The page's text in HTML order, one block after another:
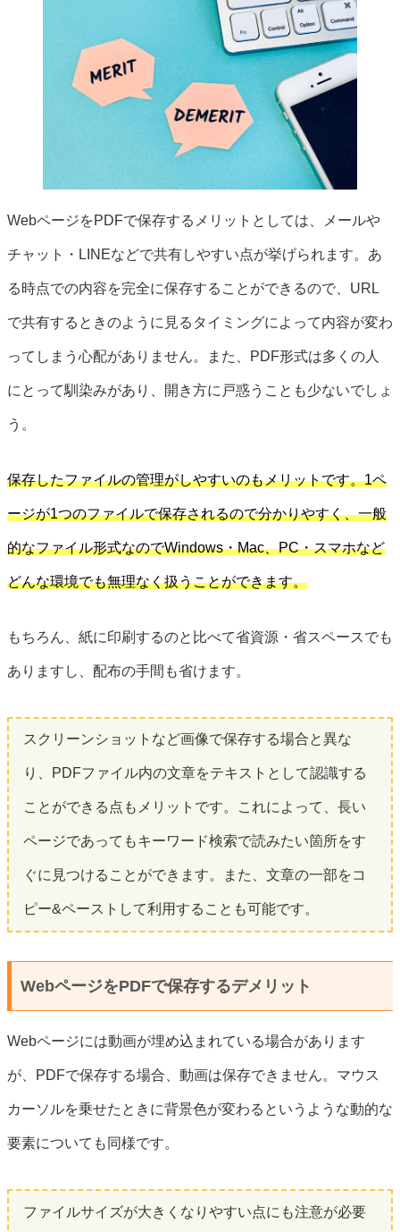
WebページをPDFで保存するメリットとしては、メールや
チャット・LINEなどで共有しやすい点が挙げられます。あ
る時点での内容を完全に保存することができるので、URL
で共有するときのように見るタイミングによって内容が変わ
ってしまう心配がありません。また、PDF形式は多くの人
にとって馴染みがあり、開き方に戸惑うことも少ないでしょ
う。
保存したファイルの管理がしやすいのもメリットです。1ペ
ージが1つのファイルで保存されるので分かりやすく、一般
的なファイル形式なのでWindows・Mac、PC・スマホなど
どんな環境でも無理なく扱うことができます。
もちろん、紙に印刷するのと比べて省資源・省スペースでも
ありますし、配布の手間も省けます。
スクリーンショットなど画像で保存する場合と異な
り、PDFファイル内の文章をテキストとして認識する
ことができる点もメリットです。これによって、長い
ページであってもキーワード検索で読みたい箇所をす
ぐに見つけることができます。また、文章の一部をコ
ピー&ペーストして利用することも可能です。
WebページをPDFで保存するデメリット
Webページには動画が埋め込まれている場合があります
が、PDFで保存する場合、動画は保存できません。マウス
カーソルを乗せたときに背景色が変わるというような動的な
要素についても同様です。
ファイルサイズが大きくなりやすい点にも注意が必要